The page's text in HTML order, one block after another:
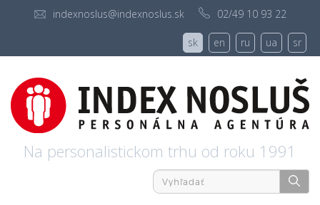
indexnoslus@indexnoslus.sk 02/49 10 93 22
sk en ru ua sr
Na personalistickom trhu od roku 1991